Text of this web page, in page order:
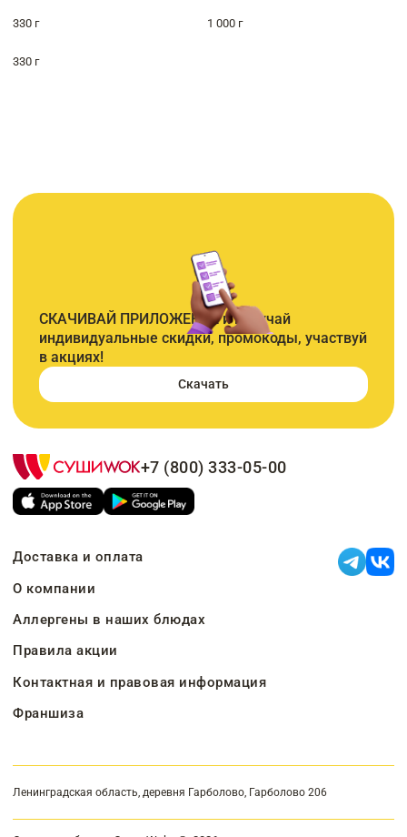
330 г 1 000 г
330 г
СКАЧИВАЙ ПРИЛОЖЕНИЕ и получай
индивидуальные скидки, промокоды, участвуй
в акциях!
Скачать
+7 (800) 333-05-00
Доставка и оплата
О компании
Аллергены в наших блюдах
Правила акции
Контактная и правовая информация
Франшиза
Ленинградская область, деревня Гарболово, Гарболово 206